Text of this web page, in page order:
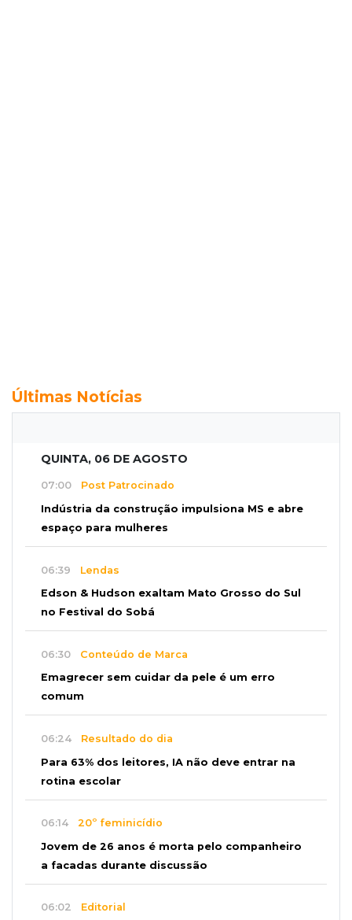
Últimas Notícias
QUINTA, 06 DE AGOSTO
07:00 Post Patrocinado
Indústria da construção impulsiona MS e abre
espaço para mulheres
06:39 Lendas
Edson & Hudson exaltam Mato Grosso do Sul
no Festival do Sobá
06:30 Conteúdo de Marca
Emagrecer sem cuidar da pele é um erro
comum
06:24 Resultado do dia
Para 63% dos leitores, IA não deve entrar na
rotina escolar
06:14 20º feminicídio
Jovem de 26 anos é morta pelo companheiro
a facadas durante discussão
06:02 Editorial